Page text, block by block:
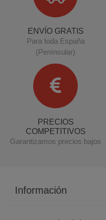
ENVÍO GRATIS
Para toda España
(Penínsular)
PRECIOS
COMPETITIVOS
Garantizamos precios bajos
Información